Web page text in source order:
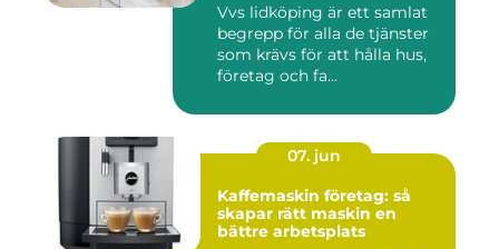
Vvs lidköping är ett samlat
begrepp för alla de tjänster
som krävs för att hålla hus,
företag och fa...
07. jun
Kaffemaskin företag: så
skapar rätt maskin en
bättre arbetsplats